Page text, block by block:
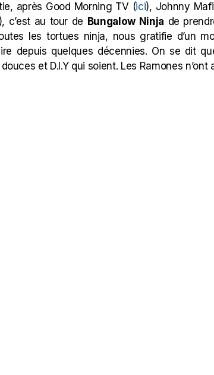
après Good Morning TV (ici), Johnny
), c’est au tour de Bungalow Ninja de
les tortues ninja, nous gratifie d’un
depuis quelques décennies. On se dit
et D.I.Y qui soient. Les Ramones n’ont